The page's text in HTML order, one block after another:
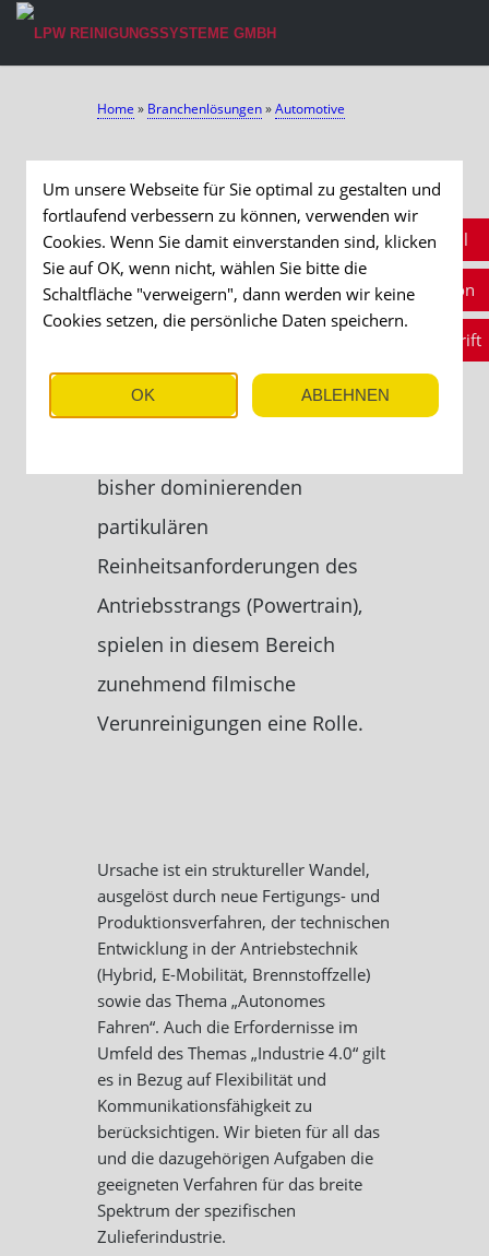
Home » Branchenlösungen»Automotive
Die Automobilindustrie ist der
weltweit größte und wichtigste
Nutzer industrieller
bisher dominierenden
partikulären
Reinheitsanforderungen des
Antriebsstrangs (Powertrain),
spielen in diesem Bereich
zunehmend filmische
Verunreinigungen eine Rolle.
Ursache ist ein struktureller Wandel,
ausgelöst durch neue Fertigungs- und
Produktionsverfahren, der technischen
Entwicklung in der Antriebstechnik
(Hybrid, E-Mobilität, Brennstoffzelle)
sowie das Thema „Autonomes
Fahren“. Auch die Erfordernisse im
Umfeld des Themas „Industrie 4.0“ gilt
es in Bezug auf Flexibilität und
Kommunikationsfähigkeit zu
berücksichtigen. Wir bieten für all das
und die dazugehörigen Aufgaben die
geeigneten Verfahren für das breite
Spektrum der spezifischen
Zulieferindustrie.
Email
Telefon
Anschrift
Um unsere Webseite für Sie optimal zu gestalten und
fortlaufend verbessern zu können, verwenden wir
Cookies. Wenn Sie damit einverstanden sind, klicken
Sie auf OK, wenn nicht, wählen Sie bitte die
Schaltfläche "verweigern", dann werden wir keine
Cookies setzen, die persönliche Daten speichern.
OK ABLEHNEN